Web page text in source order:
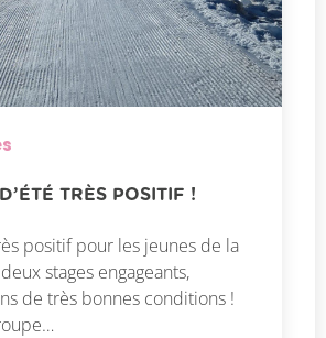
TRÈS POSITIF !
positif pour les jeunes de la
stages engageants,
de très bonnes conditions !